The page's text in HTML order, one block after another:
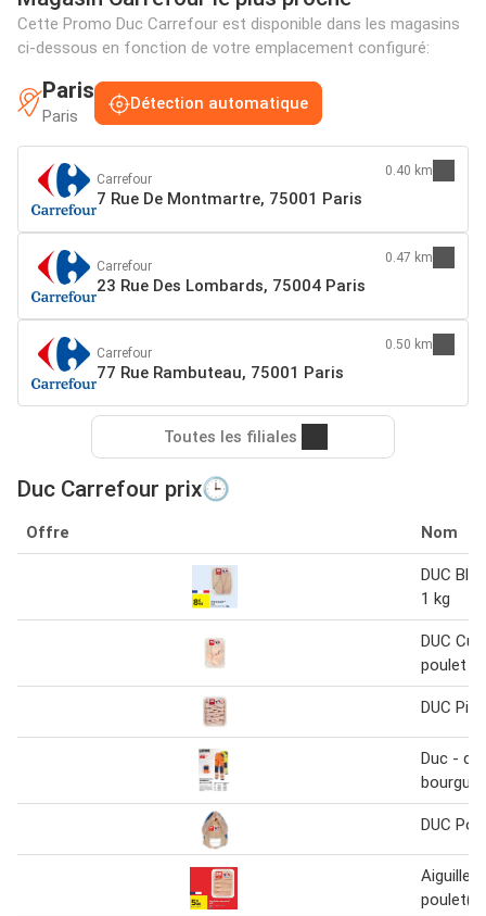
Cette Promo Duc Carrefour est disponible dans les magasins
ci-dessous en fonction de votre emplacement configuré:
Paris
Paris
Détection automatique
Carrefour
7 Rue De Montmartre, 75001 Paris
0.40 km
Carrefour
23 Rue Des Lombards, 75004 Paris
0.47 km
Carrefour
77 Rue Rambuteau, 75001 Paris
0.50 km
Toutes les filiales
Duc Carrefour prix🕒
Offre Nom
DUC
1 kg
DUC
poulet
DUC
Duc - de
bourgueil
DUC
poulet(⁰)